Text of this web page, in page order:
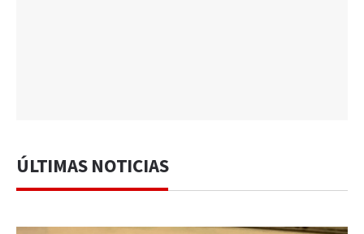
ÚLTIMAS NOTICIAS